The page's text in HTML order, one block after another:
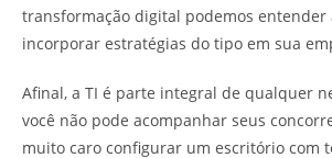
transformação digital podemos entender
incorporar estratégias do tipo em sua
Afinal, a TI é parte integral de qualquer
você não pode acompanhar seus
muito caro configurar um escritório com